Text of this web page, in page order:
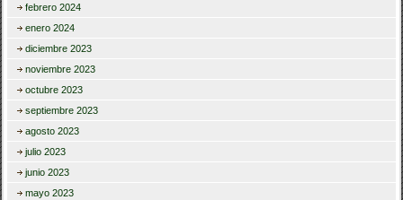
febrero 2024
enero 2024
diciembre 2023
noviembre 2023
octubre 2023
septiembre 2023
agosto 2023
julio 2023
junio 2023
mayo 2023